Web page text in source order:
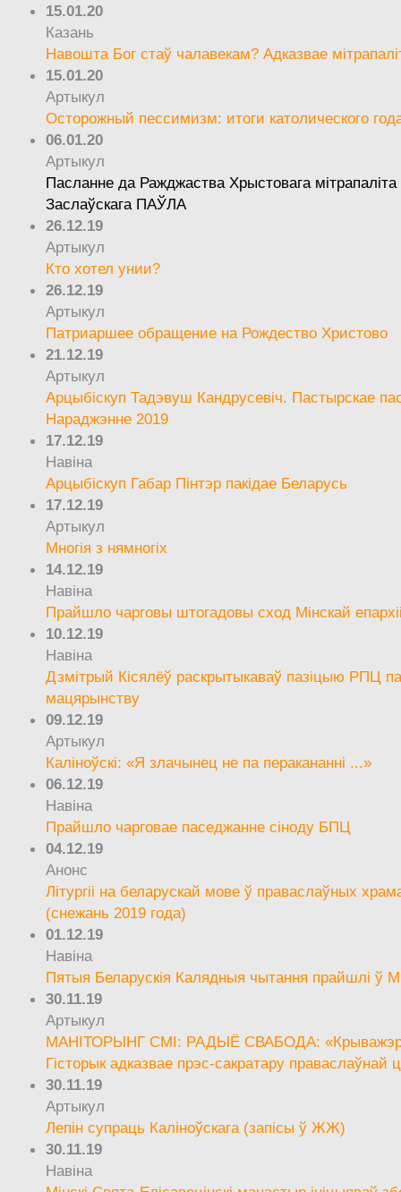
15.01.20
Казань
Навошта Бог стаў чалавекам? Адказвае
15.01.20
Артыкул
Осторожный пессимизм: итоги католического
06.01.20
Артыкул
Пасланне да Ражджаства Хрыстовага мітрапаліта
Заслаўскага ПАЎЛА
26.12.19
Артыкул
Кто хотел унии?
26.12.19
Артыкул
Патриаршее обращение на Рождество Христово
21.12.19
Артыкул
Арцыбіскуп Тадэвуш Кандрусевіч. Пастырскае
Нараджэнне 2019
17.12.19
Навіна
Арцыбіскуп Габар Пінтэр пакідае Беларусь
17.12.19
Артыкул
Многія з нямногіх
14.12.19
Навіна
Прайшло чарговы штогадовы сход Мінскай
10.12.19
Навіна
Дзмітрый Кісялёў раскрытыкаваў пазіцыю РПЦ
мацярынству
09.12.19
Артыкул
Каліноўскі: «Я злачынец не па перакананні ...»
06.12.19
Навіна
Прайшло чарговае паседжанне сіноду БПЦ
04.12.19
Анонс
Літургіі на беларускай мове ў праваслаўных
(снежань 2019 года)
01.12.19
Навіна
Пятыя Беларускія Калядныя чытання прайшлі ў
30.11.19
Артыкул
МАНІТОРЫНГ СМІ: РАДЫЁ СВАБОДА:
Гісторык адказвае прэс-сакратару праваслаўнай
30.11.19
Артыкул
Лепін супраць Каліноўскага (запісы ў ЖЖ)
30.11.19
Навіна